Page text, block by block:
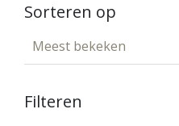
Sorteren op
Meest bekeken
Filteren